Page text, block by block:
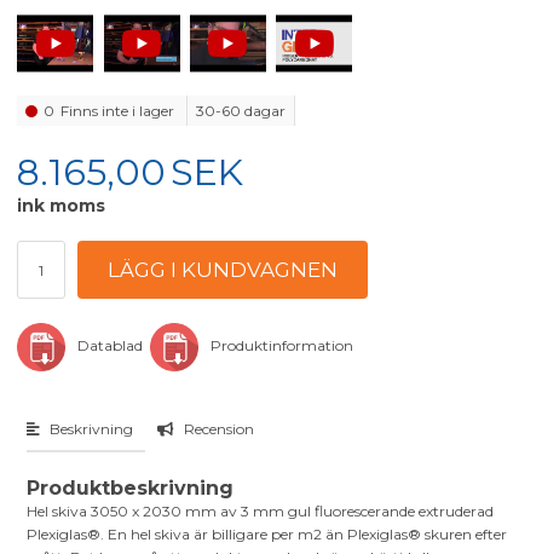
0 Finns inte i lager 30-60 dagar
8.165,00SEK
ink moms
Datablad Produktinformation
Beskrivning Recension
Produktbeskrivning
Hel skiva 3050 x 2030 mm av 3 mm gul fluorescerande extruderad
Plexiglas®. En hel skiva är billigare per m2 än Plexiglas® skuren efter